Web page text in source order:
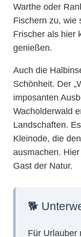
Warthe oder
Fischern zu, wie
Frischer als hier
genießen.
Auch die
Schönheit. Der
imposanten
Wacholderwald
Landschaften.
Kleinode, die
ausmachen.
Gast der Natur.
🐕
Für Urlauber